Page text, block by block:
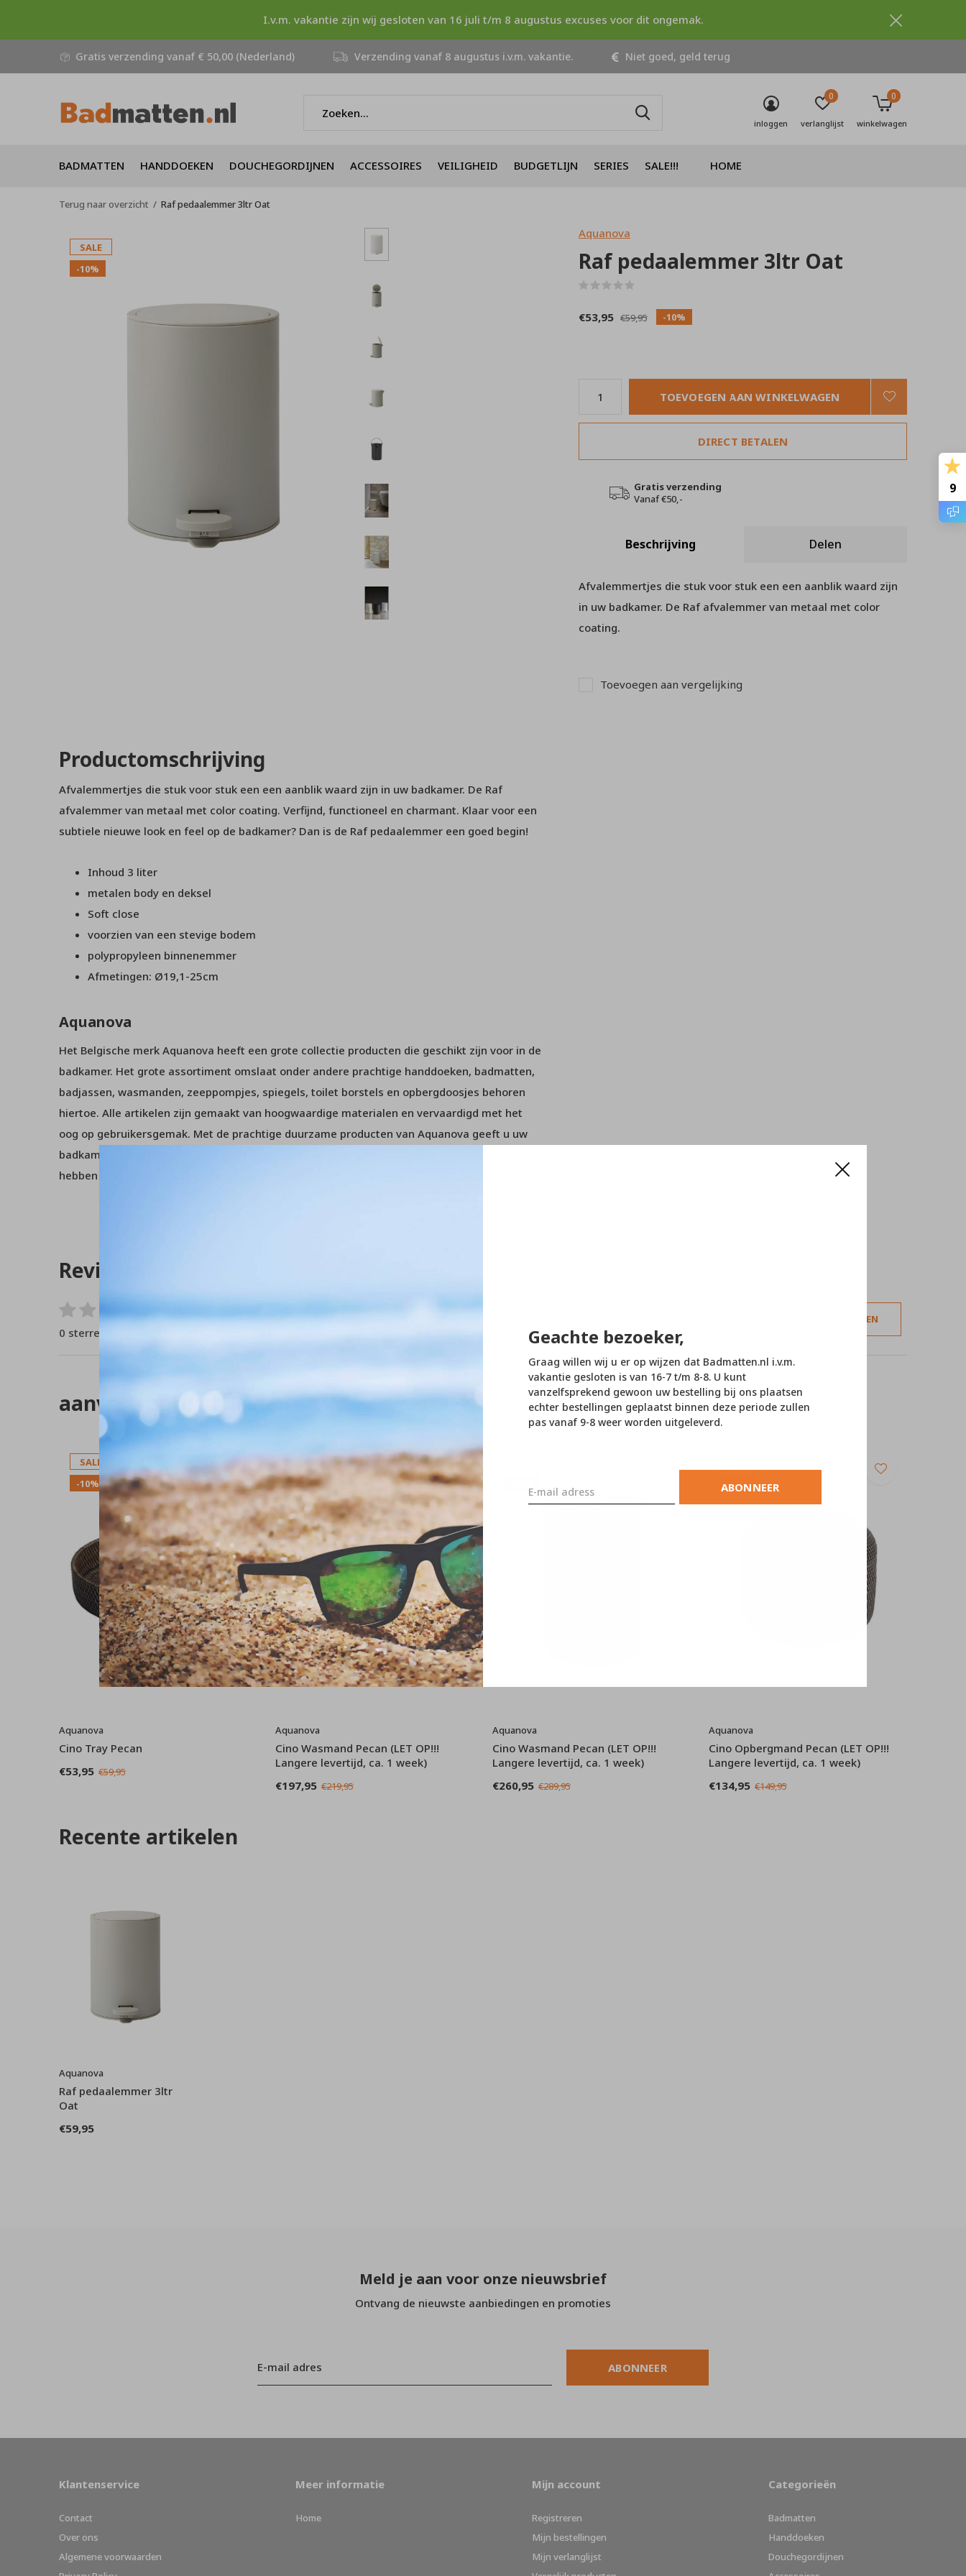
Geachte bezoeker,
Graag willen wij u er op wijzen dat Badmatten.nl i.v.m.
vakantie gesloten is van 16-7 t/m 8-8. U kunt
vanzelfsprekend gewoon uw bestelling bij ons plaatsen
echter bestellingen geplaatst binnen deze periode zullen
pas vanaf 9-8 weer worden uitgeleverd.
ABONNEER
BADMATTEN HANDDOEKEN DOUCHEGORDIJNEN ACCESSOIRES VEILIGHEID BUDGETLIJN SERIES SALE!!! HOME
inloggen verlanglijst
0
winkelwagen
0
Gratis verzending vanaf € 50,00 (Nederland) Verzending vanaf 8 augustus i.v.m. vakantie. Niet goed, geld terug
I.v.m. vakantie zijn wij gesloten van 16 juli t/m 8 augustus excuses voor dit ongemak.
Terug naar overzicht Raf pedaalemmer 3ltr Oat
SALE
-10%
Aquanova
Raf pedaalemmer 3ltr Oat
€53,95 €59,95 -10%
TOEVOEGEN AAN WINKELWAGEN
DIRECT BETALEN
Gratis verzending
Vanaf €50,-
Beschrijving Delen
Afvalemmertjes die stuk voor stuk een een aanblik waard zijn
in uw badkamer. De Raf afvalemmer van metaal met color
coating.
Toevoegen aan vergelijking
Productomschrijving
Afvalemmertjes die stuk voor stuk een een aanblik waard zijn in uw badkamer. De Raf
afvalemmer van metaal met color coating. Verfijnd, functioneel en charmant. Klaar voor een
subtiele nieuwe look en feel op de badkamer? Dan is de Raf pedaalemmer een goed begin!
Inhoud 3 liter
metalen body en deksel
Soft close
voorzien van een stevige bodem
polypropyleen binnenemmer
Afmetingen: Ø19,1-25cm
Aquanova
Het Belgische merk Aquanova heeft een grote collectie producten die geschikt zijn voor in de
badkamer. Het grote assortiment omslaat onder andere prachtige handdoeken, badmatten,
badjassen, wasmanden, zeeppompjes, spiegels, toilet borstels en opbergdoosjes behoren
hiertoe. Alle artikelen zijn gemaakt van hoogwaardige materialen en vervaardigd met het
oog op gebruikersgemak. Met de prachtige duurzame producten van Aquanova geeft u uw
badkamer in een handomdraai een rustgevende en mooie sfeer! Mocht u verder nog vragen
hebben over dit product of over iets anders, neem dan contact op met onze
Reviews
0 sterren op basis van 0 beoordelingen
JE BEOORDELING TOEVOEGEN
aanverwante artikelen
SALE
-10%
Aquanova
Cino Tray Pecan
€53,95 €59,95
SALE
-10%
Aquanova
Cino Wasmand Pecan (LET OP!!!
Langere levertijd, ca. 1 week)
€197,95 €219,95
Aquanova
Cino Wasmand Pecan (LET OP!!!
Langere levertijd, ca. 1 week)
€260,95 €289,95
-10%
Aquanova
Cino Opbergmand Pecan (LET OP!!!
Langere levertijd, ca. 1 week)
€134,95 €149,95
Recente artikelen
Aquanova
Raf pedaalemmer 3ltr
Oat
€59,95
Meld je aan voor onze nieuwsbrief
Ontvang de nieuwste aanbiedingen en promoties
ABONNEER
Klantenservice
Contact
Over ons
Algemene voorwaarden
Meer informatie
Home
Mijn account
Registreren
Mijn bestellingen
Mijn verlanglijst
Categorieën
Badmatten
Handdoeken
Douchegordijnen
9